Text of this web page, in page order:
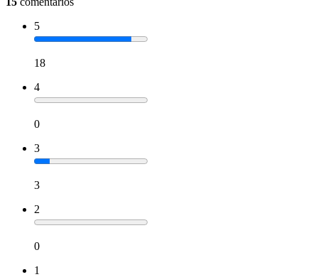
5
18
4
0
3
3
2
0
1